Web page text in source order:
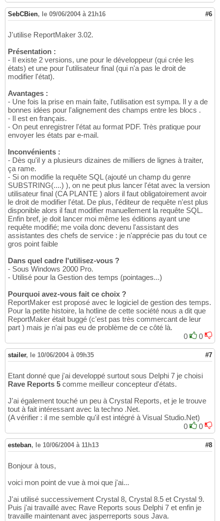
SebCBien, le 09/06/2004 à 21h16 #6
J'utilise ReportMaker 3.02.
Présentation :
- Il existe 2 versions, une pour le développeur (qui crée les
états) et une pour l'utilisateur final (qui n'a pas le droit de
modifier l'état).
Avantages :
- Une fois la prise en main faite, l'utilisation est sympa. Il y a de
bonnes idées pour l'alignement des champs entre les blocs .
- Il est en français.
- On peut enregistrer l'état au format PDF. Très pratique pour
envoyer les états par e-mail.
Inconvénients :
- Dès qu'il y a plusieurs dizaines de milliers de lignes à traiter,
ça rame.
- Si on modifie la requête SQL (ajouté un champ du genre
SUBSTRING(....) ), on ne peut plus lancer l'état avec la version
utilisateur final (CA PLANTE ) alors il faut obligatoirement avoir
le droit de modifier l'état. De plus, l'éditeur de requête n'est plus
disponible alors il faut modifier manuellement la requête SQL.
Enfin bref, je doit lancer moi même les éditions ayant une
requête modifié; me voila donc devenu l'assistant des
assistantes des chefs de service : je n'apprécie pas du tout ce
gros point faible
Dans quel cadre l'utilisez-vous ?
- Sous Windows 2000 Pro.
- Utilisé pour la Gestion des temps (pointages...)
Pourquoi avez-vous fait ce choix ?
ReportMaker est proposé avec le logiciel de gestion des temps.
Pour la petite histoire, la hotline de cette société nous a dit que
ReportMaker était buggé (c'est pas très commercant de leur
part ) mais je n'ai pas eu de problème de ce côté là.
0
0
stailer, le 10/06/2004 à 09h35 #7
Etant donné que j'ai developpé surtout sous Delphi 7 je choisi
Rave Reports 5 comme meilleur concepteur d'états.
J'ai également touché un peu à Crystal Reports, et je le trouve
tout à fait intéressant avec la techno .Net.
(A vérifier : il me semble qu'il est intégré à Visual Studio.Net)
0
0
esteban, le 10/06/2004 à 11h13 #8
Bonjour à tous,
voici mon point de vue à moi que j'ai...
J'ai utilisé successivement Crystal 8, Crystal 8.5 et Crystal 9.
Puis j'ai travaillé avec Rave Reports sous Delphi 7 et enfin je
travaille maintenant avec jasperreports sous Java.